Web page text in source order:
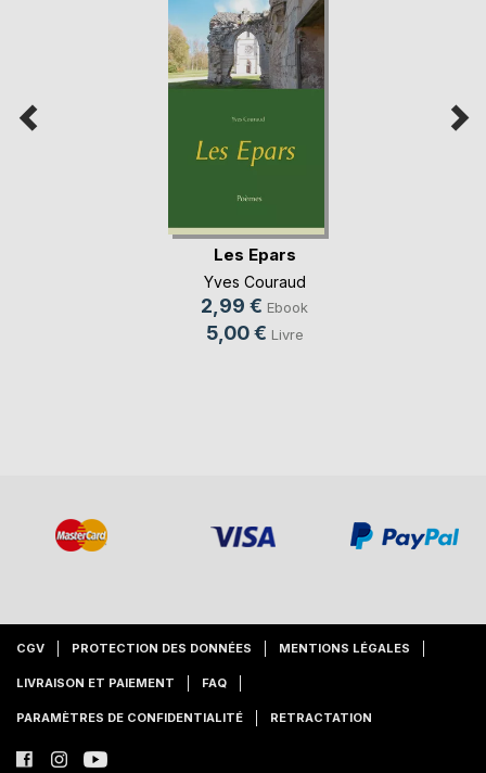
Les Epars
Yves Couraud
2,99 € Ebook
5,00 € Livre
CGV PROTECTION DES DONNÉES MENTIONS LÉGALES
LIVRAISON ET PAIEMENT FAQ
PARAMÈTRES DE CONFIDENTIALITÉ RETRACTATION